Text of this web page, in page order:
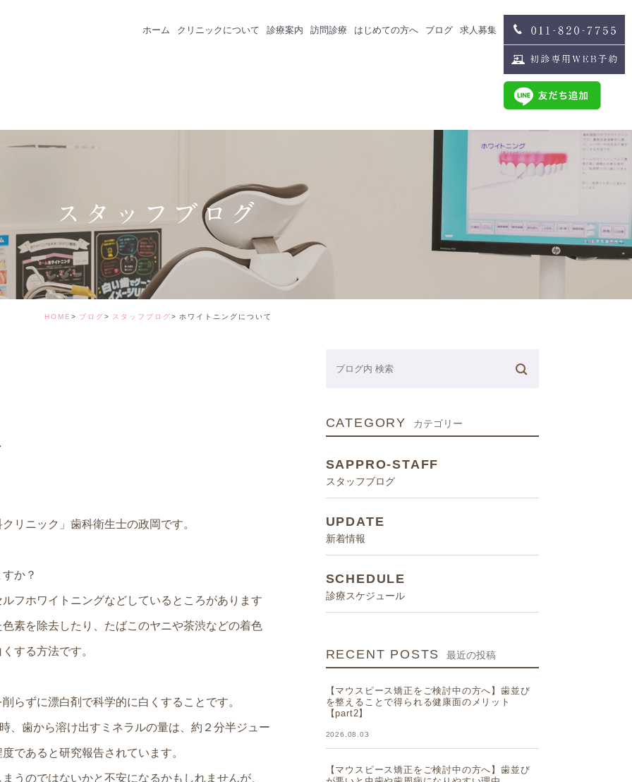
ホーム クリニックについて 診療案内
矯正治療
ホワイトニング
デンタルコーディネーター
訪問診療 はじめての方へ ブログ 求人募集
歯科衛生士募集
スタッフインタビュー
スタッフブログ
HOME ブログ スタッフブログ ホワイトニングについて
リニック」歯科衛生士の政岡です。
か？
フホワイトニングなどしているところがあります
素を除去したり、たばこのヤニや茶渋などの着色
する方法です。
らずに漂白剤で科学的に白くすることです。
、歯から溶け出すミネラルの量は、約２分半ジュー
であると研究報告されています。
うのではないかと不安になるかもしれませんが、
CATEGORY カテゴリー
SAPPRO-STAFF
スタッフブログ
UPDATE
新着情報
SCHEDULE
診療スケジュール
RECENT POSTS 最近の投稿
【マウスピース矯正をご検討中の方へ】歯並び
を整えることで得られる健康面のメリット
【part2】
2026.08.03
【マウスピース矯正をご検討中の方へ】歯並び